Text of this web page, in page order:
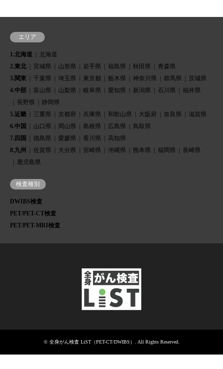
エリア
1.北海道
北海道
2.東北
宮城県 山形県 岩手県 福島県 秋田県
青森県
3.関東
千葉県 埼玉県 東京都 栃木県 神奈川県 群馬県
茨城県
4.中部
富山県 山梨県 岐阜県 愛知県 新潟県 石川県
福井県
長野県
静岡県
5.近畿
三重県 京都府 兵庫県 和歌山県 大阪府 奈良県
滋賀県
6.中国
山口県 岡山県 島根県 広島県
鳥取県
7.四国
徳島県 愛媛県 香川県
高知県
8.九州
佐賀県 大分県 宮崎県 沖縄県 熊本県 福岡県
長崎県
鹿児島県
検査種別
DWIBS検査
PET/PET-CT検査
PET/PET-MRI検査
© 全身がん検査 LiST（PET-CT/DWIBS） . All Rights Reserved.